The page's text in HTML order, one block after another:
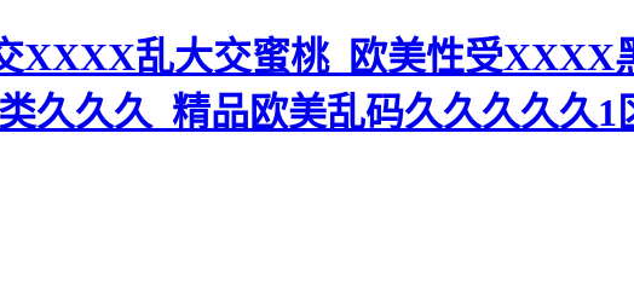
XXXX乱大交蜜桃_欧美性受XXXX
久久久_精品欧美乱码久久久久久1